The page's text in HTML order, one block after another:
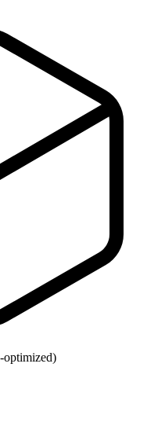
optimized)